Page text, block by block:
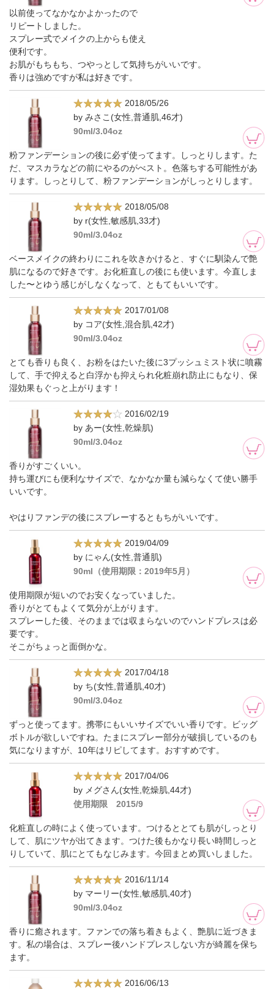
以前使ってなかなかよかったので
リピートしました。
スプレー式でメイクの上からも使え
便利です。
お肌がもちもち、つやっとして気持ちがいいです。
香りは強めですが私は好きです。
2018/05/26
by みさこ(女性,普通肌,46才)
90ml/3.04oz
粉ファンデーションの後に必ず使ってます。しっとりします。た
だ、マスカラなどの前にやるのがべスト。色落ちする可能性があ
ります。しっとりして、粉ファンデーションがしっとりします。
2018/05/08
by r(女性,敏感肌,33才)
90ml/3.04oz
ベースメイクの終わりにこれを吹きかけると、すぐに馴染んで艶
肌になるので好きです。お化粧直しの後にも使います。今直しま
した〜とゆう感じがしなくなって、ともてもいいです。
2017/01/08
by コア(女性,混合肌,42才)
90ml/3.04oz
とても香りも良く、お粉をはたいた後に3プッシュミスト状に噴霧
して、手で抑えると白浮かも抑えられ化粧崩れ防止にもなり、保
湿効果もぐっと上がります！
2016/02/19
by あー(女性,乾燥肌)
90ml/3.04oz
香りがすごくいい。
持ち運びにも便利なサイズで、なかなか量も減らなくて使い勝手
いいです。
やはりファンデの後にスプレーするともちがいいです。
2019/04/09
by にゃん(女性,普通肌)
90ml（使用期限：2019年5月）
使用期限が短いのでお安くなっていました。
香りがとてもよくて気分が上がります。
スプレーした後、そのままでは収まらないのでハンドプレスは必
要です。
そこがちょっと面倒かな。
2017/04/18
by ち(女性,普通肌,40才)
90ml/3.04oz
ずっと使ってます。携帯にもいいサイズでいい香りです。ビッグ
ボトルが欲しいですね。たまにスプレー部分が破損しているのも
気になりますが、10年はリピしてます。おすすめです。
2017/04/06
by メグさん(女性,乾燥肌,44才)
使用期限 2015/9
化粧直しの時によく使っています。つけるととても肌がしっとり
して、肌にツヤが出てきます。つけた後もかなり長い時間しっと
りしていて、肌にとてもなじみます。今回まとめ買いしました。
2016/11/14
by マーリー(女性,敏感肌,40才)
90ml/3.04oz
香りに癒されます。ファンでの落ち着きもよく、艶肌に近づきま
す。私の場合は、スプレー後ハンドプレスしない方が綺麗を保ち
ます。
2016/06/13